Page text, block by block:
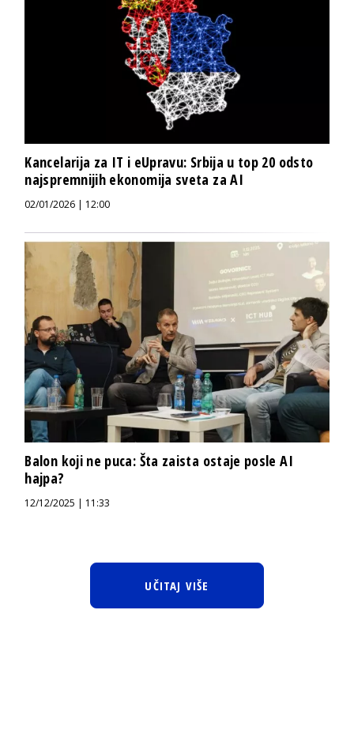
Kancelarija za IT i eUpravu: Srbija u top 20 odsto
najspremnijih ekonomija sveta za AI
02/01/2026 | 12:00
Balon koji ne puca: Šta zaista ostaje posle AI
hajpa?
12/12/2025 | 11:33
UČITAJ VIŠE